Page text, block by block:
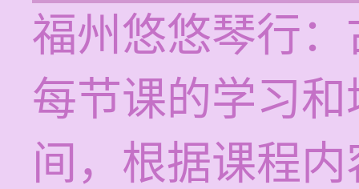
福州悠悠琴行
每节课的学习
间，根据课程